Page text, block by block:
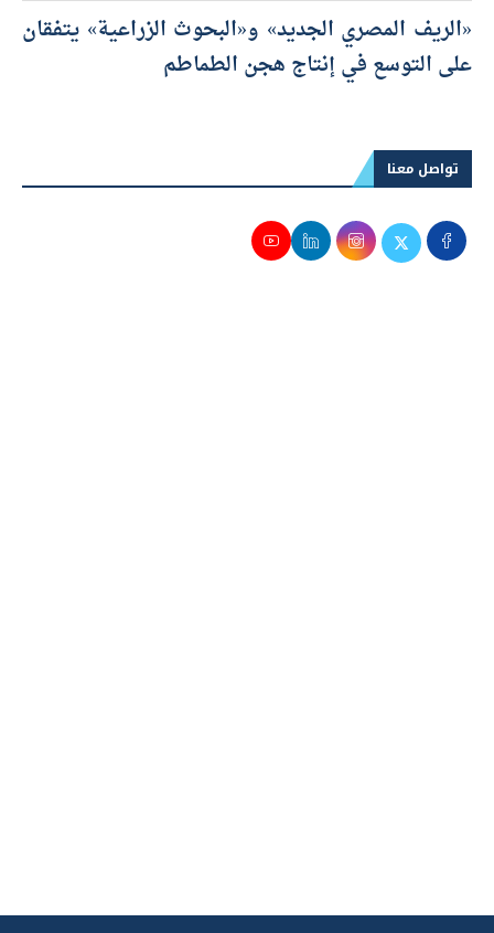
«الريف المصري الجديد» و«البحوث الزراعية» يتفقان
على التوسع في إنتاج هجن الطماطم
تواصل معنا